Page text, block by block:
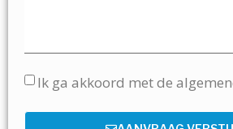
Ik ga akkoord met de